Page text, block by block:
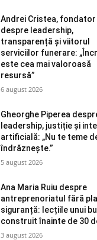
Andrei Cristea, fondator
despre leadership,
transparență și viitorul
serviciilor funerare:
este cea mai valoroasă
resursă”
6 august 2026
Gheorghe Piperea
leadership, justiție și
artificială: „Nu te teme
îndrăznește.”
5 august 2026
Ana Maria Ruiu despre
antreprenoriatul fără
siguranță: lecțiile unui
construit înainte de 30
3 august 2026